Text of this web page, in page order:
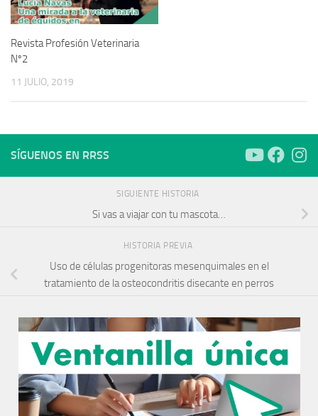
Revista Profesión Veterinaria
Nº2
11 JULIO, 2019
SÍGUENOS EN RRSS
SIGUIENTE HISTORIA
Si vas a viajar con tu mascota…
HISTORIA PREVIA
Uso de células progenitoras mesenquimales en el
tratamiento de la osteocondritis disecante en perros